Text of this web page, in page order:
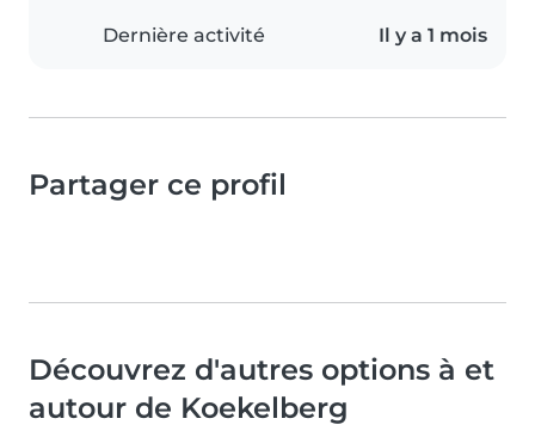
Dernière activité Il y a 1 mois
Partager ce profil
Découvrez d'autres options à et
autour de Koekelberg